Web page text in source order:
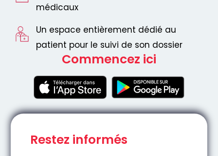
médicaux
Un espace entièrement dédié au
patient pour le suivi de son dossier
Commencez ici
Restez informés